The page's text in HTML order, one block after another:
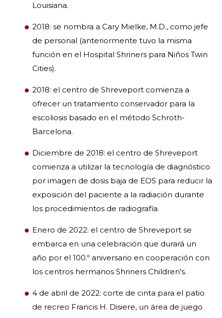
Louisiana.
2018: se nombra a Cary Mielke, M.D., como jefe
de personal (anteriormente tuvo la misma
función en el Hospital Shriners para Niños Twin
Cities).
2018: el centro de Shreveport comienza a
ofrecer un tratamiento conservador para la
escoliosis basado en el método Schroth-
Barcelona.
Diciembre de 2018: el centro de Shreveport
comienza a utilizar la tecnología de diagnóstico
por imagen de dosis baja de EOS para reducir la
exposición del paciente a la radiación durante
los procedimientos de radiografía.
Enero de 2022: el centro de Shreveport se
embarca en una celebración que durará un
año por el 100.º aniversario en cooperación con
los centros hermanos Shriners Children's.
4 de abril de 2022: corte de cinta para el patio
de recreo Francis H. Disiere, un área de juego